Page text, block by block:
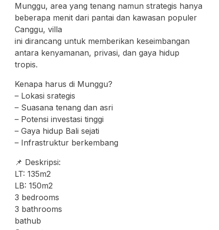
Munggu, area yang tenang namun strategis hanya
beberapa menit dari pantai dan kawasan populer
Canggu, villa
ini dirancang untuk memberikan keseimbangan
antara kenyamanan, privasi, dan gaya hidup
tropis.
Kenapa harus di Munggu?
– Lokasi srategis
– Suasana tenang dan asri
– Potensi investasi tinggi
– Gaya hidup Bali sejati
– Infrastruktur berkembang
📌 Deskripsi:
LT: 135m2
LB: 150m2
3 bedrooms
3 bathrooms
bathub